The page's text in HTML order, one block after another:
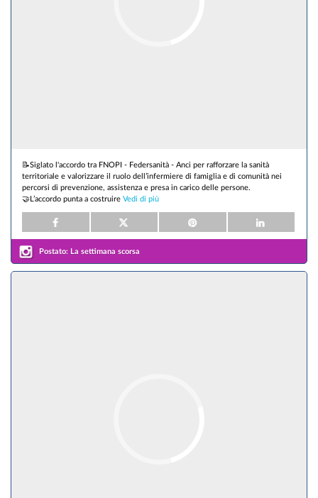
📝Siglato l'accordo tra FNOPI - Federsanità - Anci per rafforzare la sanità
territoriale e valorizzare il ruolo dell’infermiere di famiglia e di comunità nei
percorsi di prevenzione, assistenza e presa in carico delle persone.
🤝L’accordo punta a costruire Vedi di più
Postato: La settimana scorsa